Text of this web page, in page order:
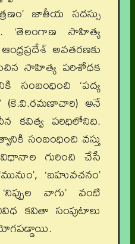
జాతీయ సదస్సు
‘తెలంగాణ సాహిత్య
అవతరణకు
సాహిత్య పరిశోధక
సంబంధించి ‘పద్య
(కె.వి.రమణాచారి) అనే
కవిత్వ పరిధిలోనిది.
సంబంధించి వస్తు
విధానాల గురించి చేసే
‘బహువచనం’
‘నిప్పుల వాగు’ వంటి
కవితా సంపుటాలు